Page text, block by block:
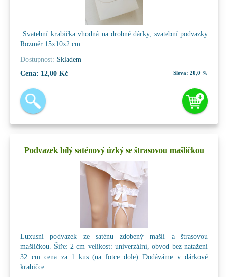
Svatební krabička vhodná na drobné dárky, svatební podvazky
Rozměr:15x10x2 cm
Dostupnost: Skladem
Cena: 12,00 Kč Sleva: 20,0 %
Podvazek bílý saténový úzký se štrasovou mašličkou
Luxusní podvazek ze saténu zdobený mašlí a štrasovou
mašličkou. Šíře: 2 cm velikost: univerzální, obvod bez natažení
32 cm cena za 1 kus (na fotce dole) Dodáváme v dárkové
krabičce.